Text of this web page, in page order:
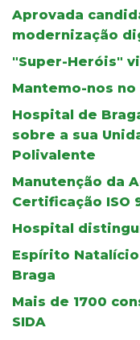
Aprovada
modernização
"Super-Heróis"
Mantemo-nos
Hospital de
sobre a sua
Polivalente
Manutenção da
Certificação ISO
Hospital
Espírito
Braga
Mais de 1700
SIDA